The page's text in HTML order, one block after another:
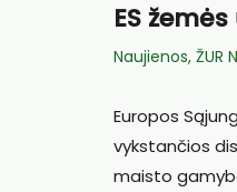
ES
Naujienos, ŽUR
Europos
vykstančios
maisto